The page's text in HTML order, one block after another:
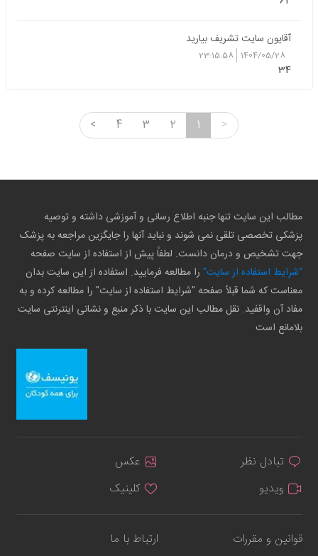
آقایون سایت تشریف بیارید
1404/05/28
23:15:58
34
>
1
2
3
4
<
مطالب این سایت تنها جنبه اطلاع رسانی و آموزشی داشته و توصیه
پزشکی تخصصی تلقی نمی شوند و نباید آنها را جایگزین مراجعه به پزشک
جهت تشخیص و درمان دانست. لطفاً پیش از استفاده از سایت صفحه
"شرایط استفاده از سایت" را مطالعه فرمایید. استفاده از این سایت بدان
معناست که شما قبلاً صفحه "شرایط استفاده از سایت" را مطالعه کرده و به
مفاد آن واقفید. نقل مطالب این سایت با ذکر منبع و نشانی اینترنتی سایت
بلامانع است
تبادل نظر
عکس
ویدیو
کلینیک
قوانین و مقررات ارتباط با ما